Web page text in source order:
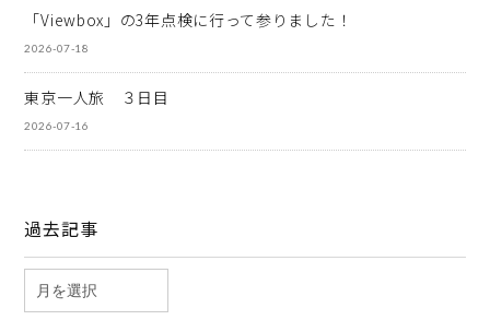
「Viewbox」の3年点検に行って参りました！
2026-07-18
東京一人旅 ３日目
2026-07-16
過去記事